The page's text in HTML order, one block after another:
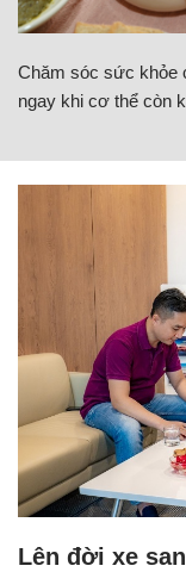
Chăm sóc sức khỏe
ngay khi cơ thể còn
Lên đời xe